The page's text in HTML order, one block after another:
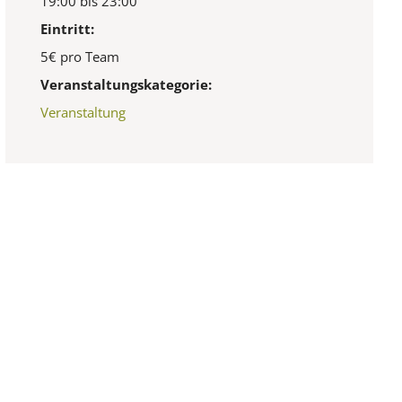
Eintritt:
5€ pro Team
Veranstaltungskategorie:
Veranstaltung